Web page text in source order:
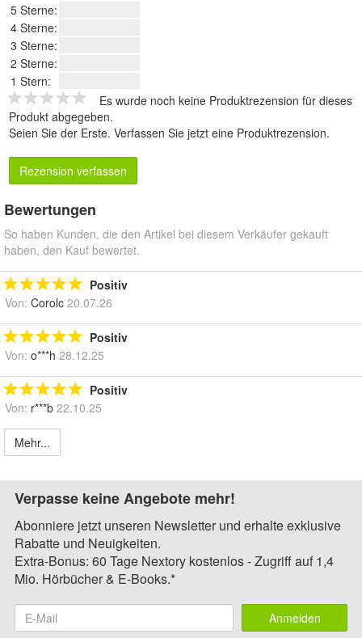
5 Sterne:
4 Sterne:
3 Sterne:
2 Sterne:
1 Stern:
Es wurde noch keine Produktrezension für dieses
Produkt abgegeben.
Seien Sie der Erste. Verfassen Sie jetzt eine Produktrezension.
Rezension verfassen
Bewertungen
So haben Kunden, die den Artikel bei diesem Verkäufer gekauft
haben, den Kauf bewertet.
Positiv
Von: Corolc 20.07.26
Positiv
Von: o***h 28.12.25
Positiv
Von: r***b 22.10.25
Mehr...
Verpasse keine Angebote mehr!
Abonniere jetzt unseren Newsletter und erhalte exklusive
Rabatte und Neuigkeiten.
Extra-Bonus: 60 Tage Nextory kostenlos - Zugriff auf 1,4
Mio. Hörbücher & E-Books.*
Anmelden